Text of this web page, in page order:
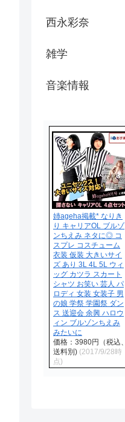
西永彩奈
雑学
音楽情報
姉ageha掲載* なりき
り キャリアOL ブルゾ
ンちえみ ネタに◎ コ
スプレ コスチューム
衣装 仮装 大きいサイ
ズ あり 3L 4L 5L ウィ
ッグ カツラ スカート
シャツ お笑い 芸人 パ
ロディ 女装 女装子 男
の娘 学祭 学園祭 ダン
ス 送迎会 余興 ハロウ
ィン ブルゾンちえみ
みたいに
価格：3980円（税込、
送料別) (2017/9/28時
点)